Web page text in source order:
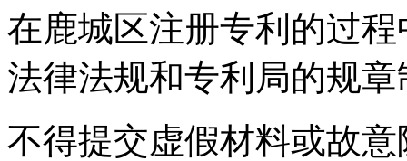
在鹿城区注册专利的过
法律法规和专利局的规
不得提交虚假材料或故